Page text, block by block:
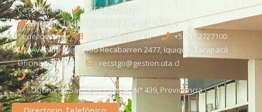
Casa Central
+56 58 2386170
Avenida 18 de Septiembre N° 2222, Arica
Sede Iquique
direseciqq@uta.cl
+56 57 2727100​
Avenida Luis Emilio Recabarren 2477, Iquique, Tarapacá
Oficina Santiago
recstgo@gestion.uta.cl
+56 58 2386093
Oficina de Santiago: Quebec N° 439, Providencia